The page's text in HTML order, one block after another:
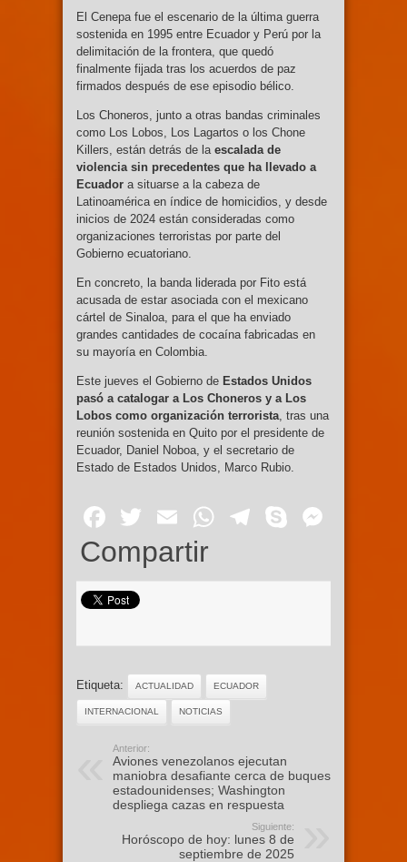
El Cenepa fue el escenario de la última guerra
sostenida en 1995 entre Ecuador y Perú por la
delimitación de la frontera, que quedó
finalmente fijada tras los acuerdos de paz
firmados después de ese episodio bélico.
Los Choneros, junto a otras bandas criminales
como Los Lobos, Los Lagartos o los Chone
Killers, están detrás de la escalada de
violencia sin precedentes que ha llevado a
Ecuador a situarse a la cabeza de
Latinoamérica en índice de homicidios, y desde
inicios de 2024 están consideradas como
organizaciones terroristas por parte del
Gobierno ecuatoriano.
En concreto, la banda liderada por Fito está
acusada de estar asociada con el mexicano
cártel de Sinaloa, para el que ha enviado
grandes cantidades de cocaína fabricadas en
su mayoría en Colombia.
Este jueves el Gobierno de Estados Unidos
pasó a catalogar a Los Choneros y a Los
Lobos como organización terrorista, tras una
reunión sostenida en Quito por el presidente de
Ecuador, Daniel Noboa, y el secretario de
Estado de Estados Unidos, Marco Rubio.
Facebook
Twitter
EmailWhatsApp
Telegram
Skype
Compartir
Etiqueta: ACTUALIDAD ECUADOR
INTERNACIONAL NOTICIAS
Anterior:
Aviones venezolanos ejecutan
maniobra desafiante cerca de buques
estadounidenses; Washington
despliega cazas en respuesta
Siguiente:
Horóscopo de hoy: lunes 8 de
septiembre de 2025